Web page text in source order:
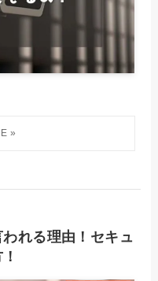
れる理由！セキュ